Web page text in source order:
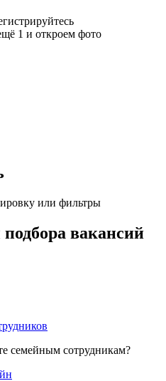
1 и откроем фото
или фильтры
вакансий
семейным сотрудникам?